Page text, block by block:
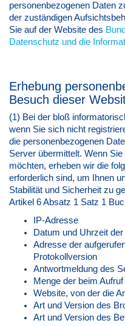
personenbezogenen Daten
der zuständigen
Sie auf der Website des
Datenschutz und die
Erhebung
Besuch dieser
(1) Bei der bloß
wenn Sie sich nicht
die personenbezogenen
Server übermittelt. Wenn
möchten, erheben wir die
erforderlich sind, um Ihnen
Stabilität und Sicherheit zu
Artikel 6 Absatz 1 Satz 1
IP-Adresse
Datum und Uhrzeit der
Adresse der
Protokollversion
Antwortmeldung des
Menge der beim
Website, von der die
Art und Version des
Art und Version des